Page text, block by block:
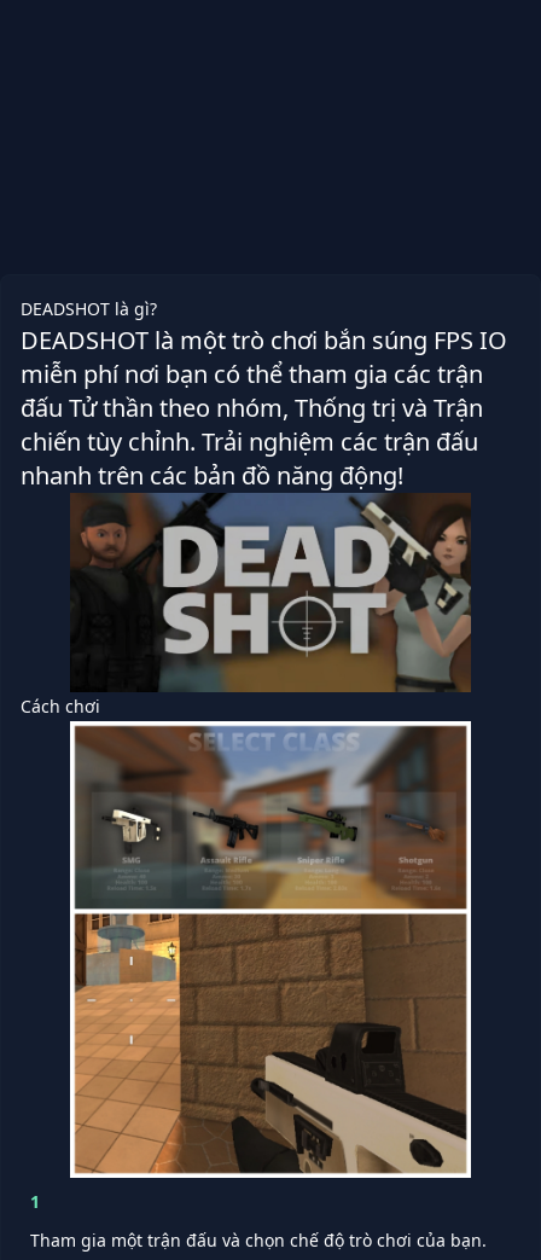
DEADSHOT là gì?
DEADSHOT là một trò chơi bắn súng FPS IO
miễn phí nơi bạn có thể tham gia các trận
đấu Tử thần theo nhóm, Thống trị và Trận
chiến tùy chỉnh. Trải nghiệm các trận đấu
nhanh trên các bản đồ năng động!
Cách chơi
1
Tham gia một trận đấu và chọn chế độ trò chơi của bạn.